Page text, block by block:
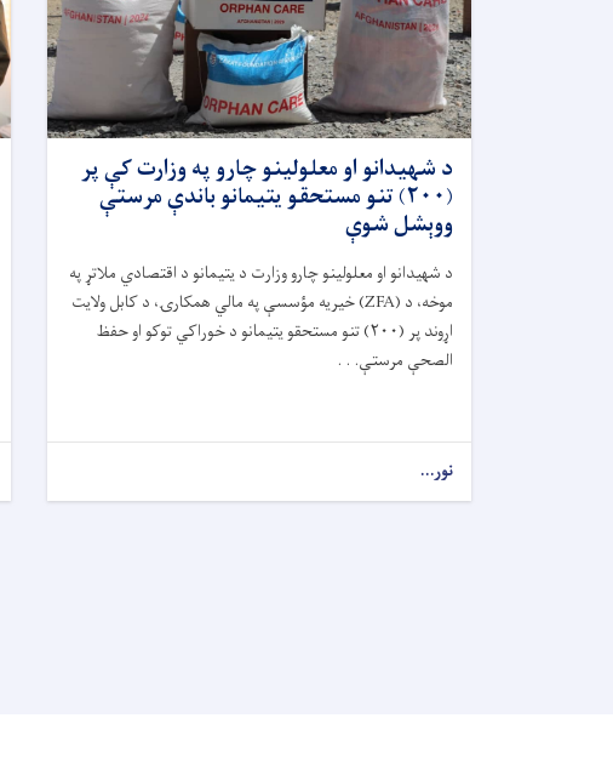
د شهیدانو او معلولینو چارو په وزارت کې پر
(۲۰۰) تنو مستحقو یتیمانو باندې مرستې
ووېشل شوې
د شهیدانو او معلولینو چارو وزارت د یتیمانو د اقتصادي ملاتړ په
موخه، د (ZFA) خیریه مؤسسې په مالي همکارۍ، د کابل ولایت
اړوند پر (۲۰۰) تنو مستحقو یتیمانو د خوراکي توکو او حفظ
‌الصحې مرستې. . .
نور...